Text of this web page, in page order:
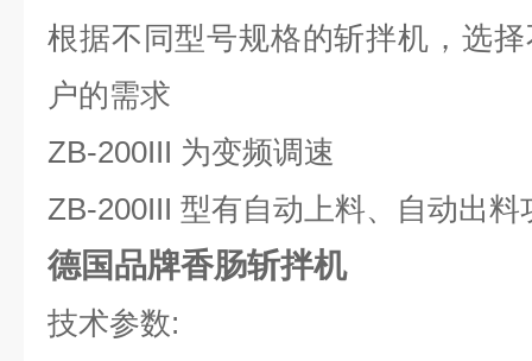
根据不同型号规格的斩拌机，选
户的需求
ZB-200III 为变频调速
ZB-200III 型有自动上料、自动出料
德国品牌香肠斩拌机
技术参数: